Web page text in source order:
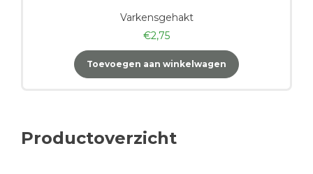
Varkensgehakt
€2,75
Toevoegen aan winkelwagen
Productoverzicht